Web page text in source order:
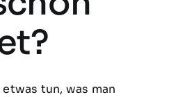
tun, was man